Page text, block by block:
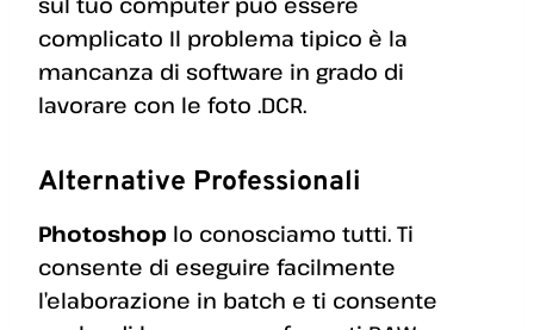
complicato Il problema tipico è la
mancanza di software in grado di
lavorare con le foto .DCR.
Alternative Professionali
Photoshop lo conosciamo tutti. Ti
consente di eseguire facilmente
l’elaborazione in batch e ti consente